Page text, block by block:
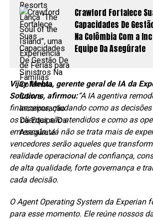
Crawford Fortalece
Capacidades De
Na Colômbia Com a
Equipe Da Asegúrate
Vijay Mehta, gerente geral de IA da
Solutions, afirmou:“A IA agentiva
financeiros, mudando como as
os clientes são atendidos e como as
em escala. Já não se trata mais de
vencedores serão aqueles que
realidade operacional de confiança,
de alta qualidade, forte governança e
cada decisão.
O Agent Operating System da Experian
para esse momento. Ele reúne nossos